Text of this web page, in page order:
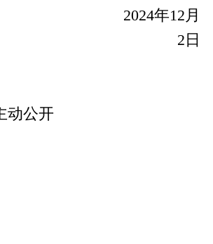
2024年12月
2日
动公开